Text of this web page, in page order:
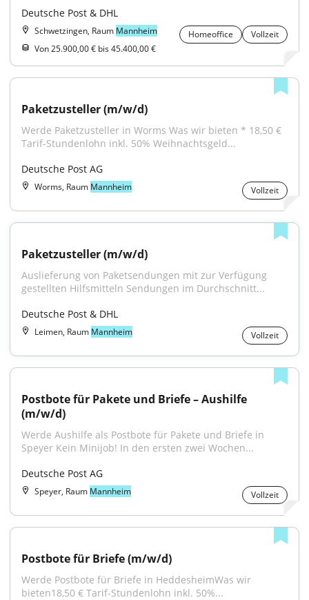
Deutsche Post & DHL
Schwetzingen, Raum Mannheim Homeoffice
Vollzeit
Von 25.900,00 € bis 45.400,00 €
Paketzusteller (m/w/d)
Werde Paketzusteller in Worms Was wir bieten * 18,50 €
Tarif-Stundenlohn inkl. 50% Weihnachtsgeld...
Deutsche Post AG
Worms, Raum Mannheim Vollzeit
Paketzusteller (m/w/d)
Auslieferung von Paketsendungen mit zur Verfügung
gestellten Hilfsmitteln Sendungen im Durchschnitt...
Deutsche Post & DHL
Leimen, Raum Mannheim Vollzeit
Postbote für Pakete und Briefe – Aushilfe
(m/w/d)
Werde Aushilfe als Postbote für Pakete und Briefe in
Speyer Kein Minijob! In den ersten zwei Wochen...
Deutsche Post AG
Speyer, Raum Mannheim Vollzeit
Postbote für Briefe (m/w/d)
Werde Postbote für Briefe in HeddesheimWas wir
bieten18,50 € Tarif-Stundenlohn inkl. 50%...